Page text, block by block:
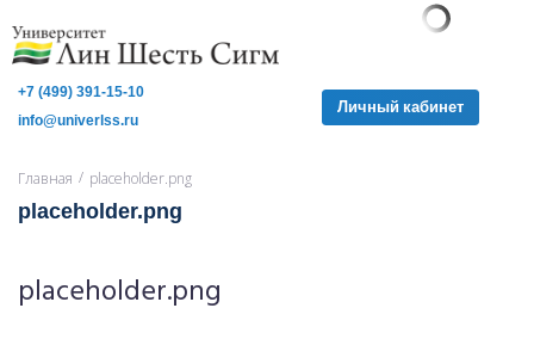
+7 (499) 391-15-10
info@univerlss.ru
Личный кабинет
placeholder.png
Главная / placeholder.png
placeholder.png